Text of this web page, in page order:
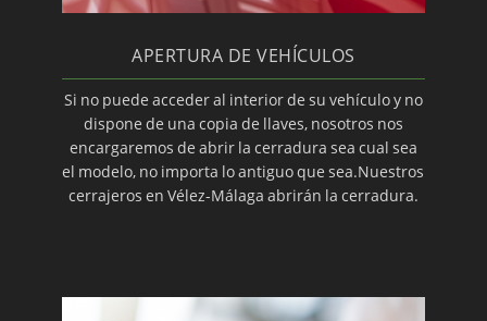
SISTEMAS DE CERRAJERÍA · (28-10-2019)
MONTAJE DE CERRADURAS DE SEGURIDAD · (28-
10-2019)
APERTURA DE VEHÍCULOS
Si no puede acceder al interior de su vehículo y no
dispone de una copia de llaves, nosotros nos
encargaremos de abrir la cerradura sea cual sea
el modelo, no importa lo antiguo que sea.Nuestros
cerrajeros en Vélez-Málaga abrirán la cerradura.